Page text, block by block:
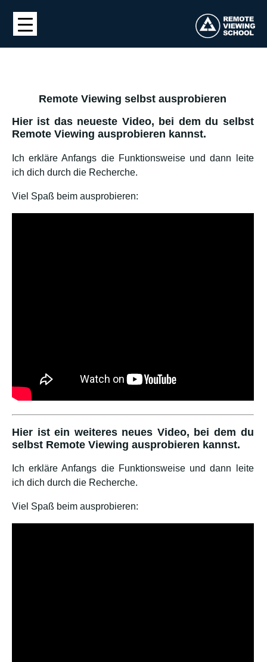
Remote Viewing selbst ausprobieren
Hier ist das neueste Video, bei dem du selbst
Remote Viewing ausprobieren kannst.
Ich erkläre Anfangs die Funktionsweise und dann leite
ich dich durch die Recherche.
Viel Spaß beim ausprobieren:
Hier ist ein weiteres neues Video, bei dem du
selbst Remote Viewing ausprobieren kannst.
Ich erkläre Anfangs die Funktionsweise und dann leite
ich dich durch die Recherche.
Viel Spaß beim ausprobieren: